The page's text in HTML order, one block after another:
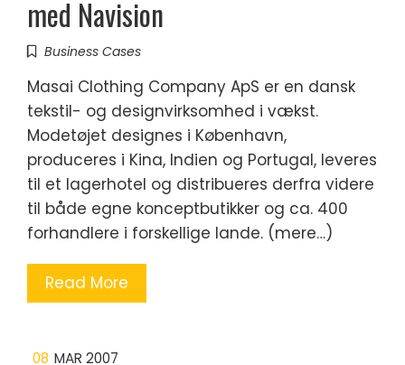
med Navision
Business Cases
Masai Clothing Company ApS er en dansk
tekstil- og designvirksomhed i vækst.
Modetøjet designes i København,
produceres i Kina, Indien og Portugal, leveres
til et lagerhotel og distribueres derfra videre
til både egne konceptbutikker og ca. 400
forhandlere i forskellige lande. (mere…)
Read More
08 MAR 2007